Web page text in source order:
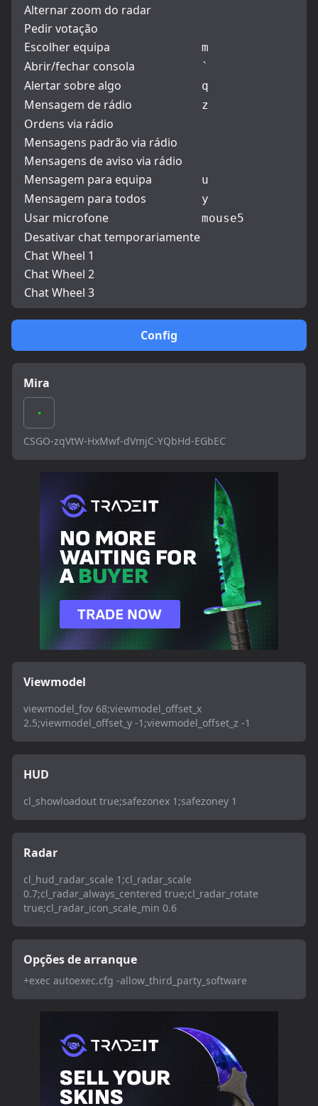
Config
Mira
CSGO-zqVtW-HxMwf-dVmjC-YQbHd-EGbEC
Viewmodel
viewmodel_fov 68;viewmodel_offset_x
2.5;viewmodel_offset_y -1;viewmodel_offset_z -1
HUD
cl_showloadout true;safezonex 1;safezoney 1
Radar
cl_hud_radar_scale 1;cl_radar_scale
0.7;cl_radar_always_centered true;cl_radar_rotate
true;cl_radar_icon_scale_min 0.6
Opções de arranque
+exec autoexec.cfg -allow_third_party_software
Alternar zoom do radar
Pedir votação
Escolher equipa
m
Abrir/fechar consola `
Alertar sobre algo q
Mensagem de rádio z
Ordens via rádio
Mensagens padrão via rádio
Mensagens de aviso via rádio
Mensagem para equipa
u
Mensagem para todos y
Usar microfone mouse5
Desativar chat temporariamente
Chat Wheel 1
Chat Wheel 2
Chat Wheel 3